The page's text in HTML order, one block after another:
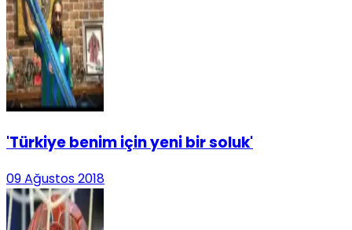
'Türkiye benim için yeni bir soluk'
09 Ağustos 2018